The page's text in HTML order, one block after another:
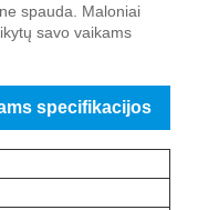
spauda. Maloniai
savo vaikams
specifikacijos